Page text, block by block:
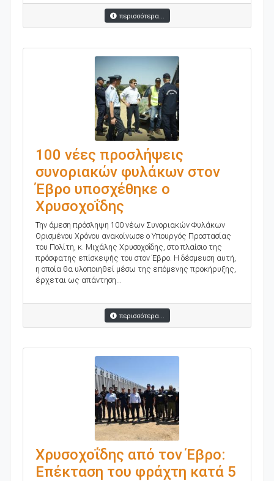
περισσότερα...
100 νέες προσλήψεις
συνοριακών φυλάκων στον
Έβρο υποσχέθηκε ο
Χρυσοχοΐδης
Την άμεση πρόσληψη 100 νέων Συνοριακών Φυλάκων
Ορισμένου Χρόνου ανακοίνωσε ο Υπουργός Προστασίας
του Πολίτη, κ. Μιχάλης Χρυσοχοΐδης, στο πλαίσιο της
πρόσφατης επίσκεψής του στον Έβρο. Η δέσμευση αυτή,
η οποία θα υλοποιηθεί μέσω της επόμενης προκήρυξης,
έρχεται ως απάντηση...
περισσότερα...
Χρυσοχοΐδης από τον Έβρο:
Επέκταση του φράχτη κατά 5